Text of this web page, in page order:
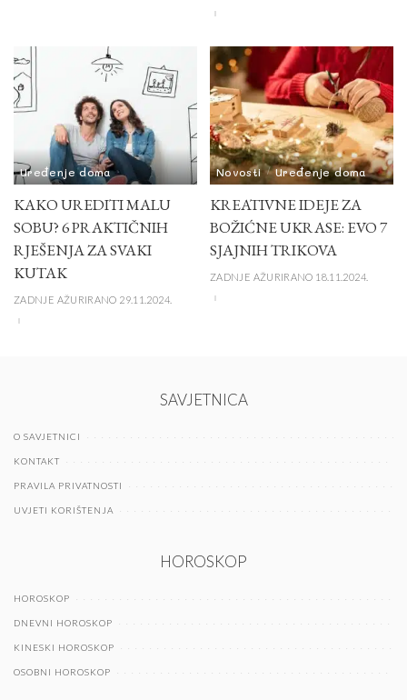
Uređenje doma
KAKO UREDITI MALU
SOBU? 6 PRAKTIČNIH
RJEŠENJA ZA SVAKI
KUTAK
ZADNJE AŽURIRANO 29.11.2024.
Novosti Uređenje doma
KREATIVNE IDEJE ZA
BOŽIĆNE UKRASE: EVO 7
SJAJNIH TRIKOVA
ZADNJE AŽURIRANO 18.11.2024.
SAVJETNICA
O SAVJETNICI
KONTAKT
PRAVILA PRIVATNOSTI
UVJETI KORIŠTENJA
HOROSKOP
HOROSKOP
DNEVNI HOROSKOP
KINESKI HOROSKOP
OSOBNI HOROSKOP